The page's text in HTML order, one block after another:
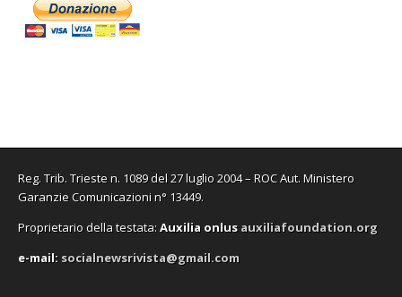
Reg. Trib. Trieste n. 1089 del 27 luglio 2004 – ROC Aut. Ministero
Garanzie Comunicazioni n° 13449.
Proprietario della testata:Auxilia onlus auxiliafoundation.org
e-mail: socialnewsrivista@gmail.com